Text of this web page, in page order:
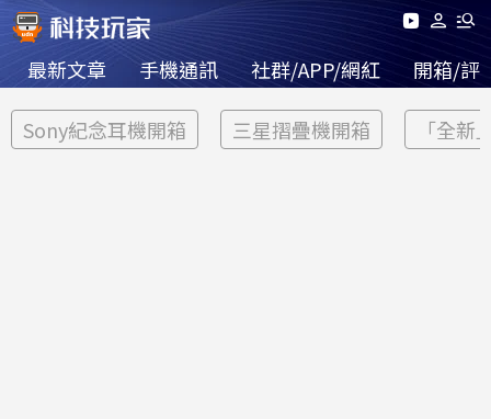
最新文章 手機通訊 社群/APP/網紅 開箱/評
Sony紀念耳機開箱 三星摺疊機開箱 「全新